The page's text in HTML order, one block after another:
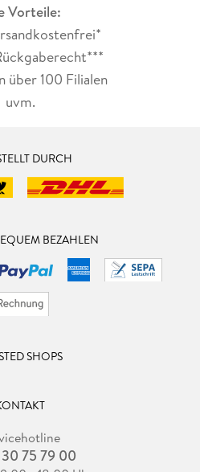
Vorteile:
über 100 Filialen
uvm.
DURCH
BEZAHLEN
SHOPS
75 79 00